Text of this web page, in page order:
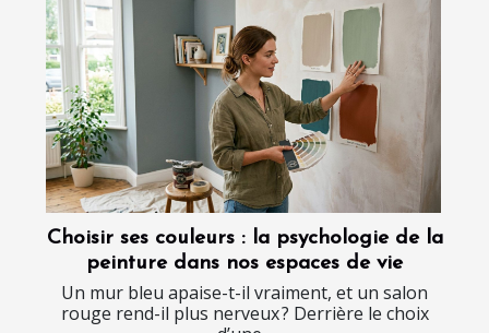
Choisir ses couleurs : la psychologie de la
peinture dans nos espaces de vie
Un mur bleu apaise-t-il vraiment, et un salon
rouge rend-il plus nerveux ? Derrière le choix